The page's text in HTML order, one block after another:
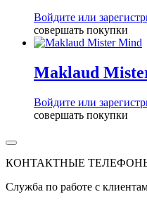
Войдите или
совершать покупки
Maklaud
Войдите или
совершать покупки
КОНТАКТНЫЕ
Служба по работе с